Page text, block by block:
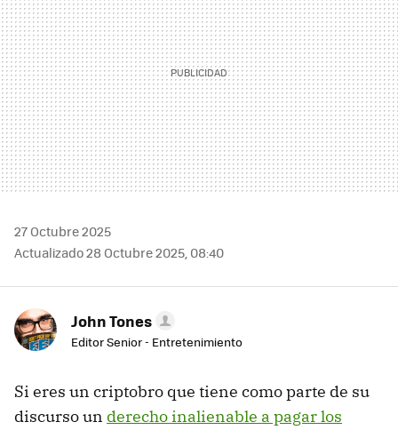
27 Octubre 2025
Actualizado 28 Octubre 2025, 08:40
John Tones
Editor Senior - Entretenimiento
Si eres un criptobro que tiene como parte de su
discurso un derecho inalienable a pagar los